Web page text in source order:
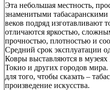
Эта небольшая местность,
знаменитыми
веков подряд изготавливают
отличаются яркостью,
прочностью, плотностью и
Средний срок эксплуатации
Ковры выставляются в
Токио и других городов мира.
для того, чтобы сказать –
произведение искусства.